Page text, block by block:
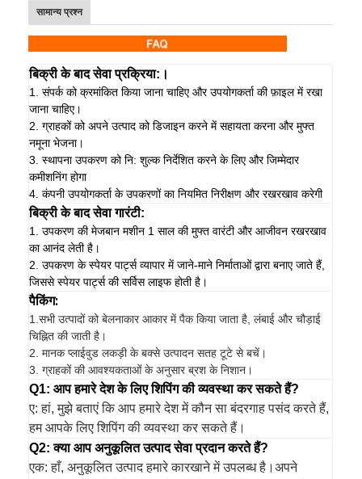
सामान्य प्रश्न
बिक्री के बाद सेवा प्रक्रिया:।
1. संपर्क को क्रमांकित किया जाना चाहिए और उपयोगकर्ता की फ़ाइल में रखा
जाना चाहिए।
2. ग्राहकों को अपने उत्पाद को डिजाइन करने में सहायता करना और मुफ्त
नमूना भेजना।
3. स्थापना उपकरण को नि: शुल्क निर्देशित करने के लिए और जिम्मेदार
कमीशनिंग होगा
4. कंपनी उपयोगकर्ता के उपकरणों का नियमित निरीक्षण और रखरखाव करेगी
बिक्री के बाद सेवा गारंटी:
1. उपकरण की मेजबान मशीन 1 साल की मुफ्त वारंटी और आजीवन रखरखाव
का आनंद लेती है।
2. उपकरण के स्पेयर पार्ट्स व्यापार में जाने-माने निर्माताओं द्वारा बनाए जाते हैं,
जिससे स्पेयर पार्ट्स की सर्विस लाइफ होती है।
पैकिंग:
1.सभी उत्पादों को बेलनाकार आकार में पैक किया जाता है, लंबाई और चौड़ाई
चिह्नित की जाती है।
2. मानक प्लाईवुड लकड़ी के बक्से उत्पादन सतह टूटे से बचें।
3. ग्राहकों की आवश्यकताओं के अनुसार ब्रश के निशान।
Q1: आप हमारे देश के लिए शिपिंग की व्यवस्था कर सकते हैं?
ए: हां, मुझे बताएं कि आप हमारे देश में कौन सा बंदरगाह पसंद करते हैं,
हम आपके लिए शिपिंग की व्यवस्था कर सकते हैं।
Q2: क्या आप अनुकूलित उत्पाद सेवा प्रदान करते हैं?
एक: हाँ, अनुकूलित उत्पाद हमारे कारखाने में उपलब्ध है।अपने